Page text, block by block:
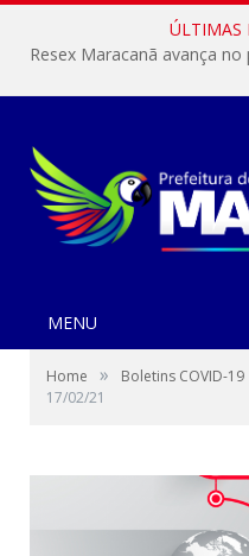
ÚLTIMAS
MENU
Home » Boletins COVID-19
17/02/21